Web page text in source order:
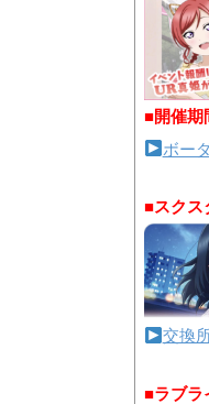
■開催期
ボー
■スクス
交換
■ラブラ